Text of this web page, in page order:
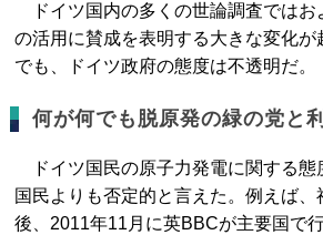
ドイツ国内の多くの世論調査ではお
の活用に賛成を表明する大きな変化
でも、ドイツ政府の態度は不透明だ。
何が何でも脱原発の緑の党と
ドイツ国民の原子力発電に関する態
国民よりも否定的と言えた。例えば
後、2011年11月に英BBCが主要国で